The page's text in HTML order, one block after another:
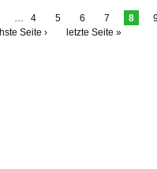
… 4 5 6 7 8
Seite ›
letzte Seite »